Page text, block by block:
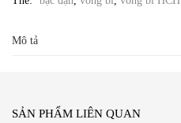
Mô tả
SẢN PHẨM LIÊN QUAN